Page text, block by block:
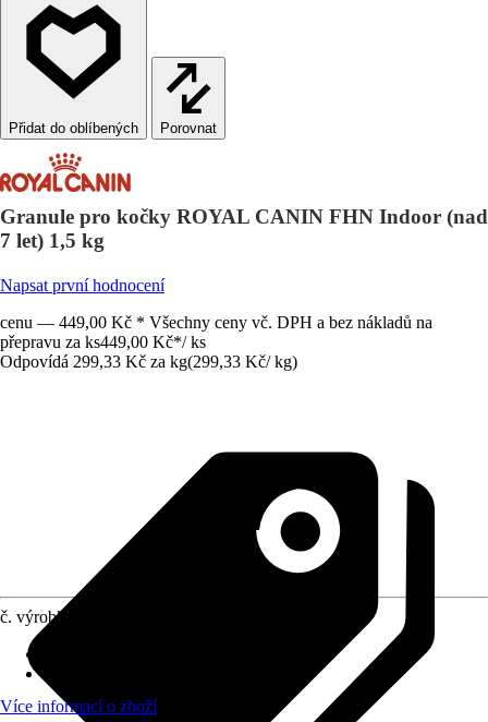
Porovnat
Granule pro kočky ROYAL CANIN FHN Indoor (nad
7 let) 1,5 kg
Napsat první hodnocení
cenu — 449,00 Kč * Všechny ceny vč. DPH a bez nákladů na
přepravu za ks449,00 Kč*/ ks
Odpovídá 299,33 Kč za kg(299,33 Kč/ kg)
č. výrobku
Více informací o zboží